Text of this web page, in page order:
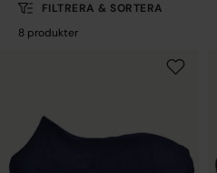
FILTRERA & SORTERA
8 produkter